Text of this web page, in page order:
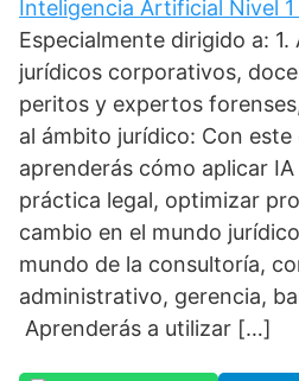
Inteligencia Artificial Nivel
Especialmente dirigido a:
jurídicos corporativos,
peritos y expertos
al ámbito jurídico: Con este
aprenderás cómo aplicar
práctica legal, optimizar
cambio en el mundo
mundo de la consultoría,
administrativo, gerencia,
Aprenderás a utilizar […]